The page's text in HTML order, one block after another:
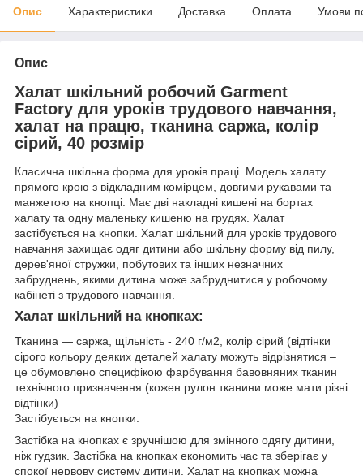
Опис Характеристики Доставка Оплата Умови
Опис
Халат шкільний робочий Garment
Factory для уроків трудового навчання,
халат на працю, тканина саржа, колір
сірий, 40 розмір
Класична шкільна форма для уроків праці. Модель халату
прямого крою з відкладним комірцем, довгими рукавами та
манжетою на кнопці. Має дві накладні кишені на бортах
халату та одну маленьку кишеню на грудях. Халат
застібується на кнопки. Халат шкільний для уроків трудового
навчання захищає одяг дитини або шкільну форму від пилу,
дерев'яної стружки, побутових та інших незначних
забруднень, якими дитина може забруднитися у робочому
кабінеті з трудового навчання.
Халат шкільний на кнопках:
Тканина ― саржа, щільність - 240 г/м2, колір сірий (відтінки
сірого кольору деяких деталей халату можуть відрізнятися –
це обумовлено специфікою фарбування бавовняних тканин
технічного призначення (кожен рулон тканини може мати різні
відтінки)
Застібується на кнопки.
Застібка на кнопках є зручнішою для змінного одягу дитини,
ніж гудзик. Застібка на кнопках економить час та зберігає у
спокої нервову систему дитини. Халат на кнопках можна